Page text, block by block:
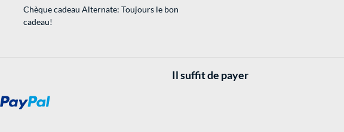
Chèque cadeau Alternate: Toujours le bon
cadeau!
Il suffit de payer